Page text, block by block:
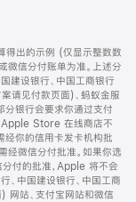
得出的示例 (仅显示整数数
微信分付账单为准。上述分
建设银行、中国工商银行
请见付款页面)、蚂蚁金服
分银行会要求你通过支付
Apple Store 在线商店不
经你的信用卡发卡机构批
经微信分付批准。如果你选
付的批准，Apple 将不会
、中国建设银行、中国工商
网站、支付宝网站和微信